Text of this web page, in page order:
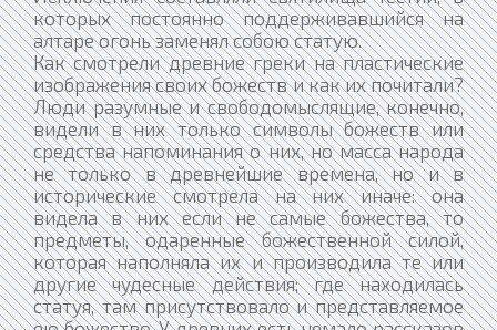
которых постоянно поддерживавшийся на
алтаре огонь заменял собою статую.
Как смотрели древние греки на пластические
изображения своих божеств и как их почитали?
Люди разумные и свободомыслящие, конечно,
видели в них только символы божеств или
средства напоминания о них, но масса народа
не только в древнейшие времена, но и в
исторические смотрела на них иначе: она
видела в них если не самые божества, то
предметы, одаренные божественной силой,
которая наполняла их и производила те или
другие чудесные действия; где находилась
статуя, там присутствовало и представляемое